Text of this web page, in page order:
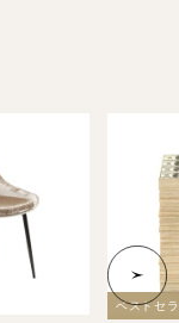
ベストセ